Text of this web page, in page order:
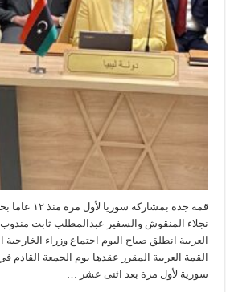
قمة جدة
نجلاء المنقوش والسفير عبدالمطلب ثابت مندوب
العربية انطلق صباح اليوم اجتماع وزراء
القمة العربية المقرر عقدها يوم الجمعة
سورية لأول مرة بعد اثنى عشر …